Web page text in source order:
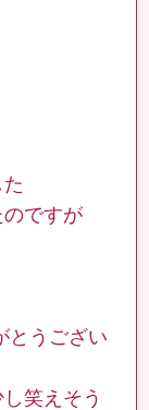
ですが
とうござい
笑えそう